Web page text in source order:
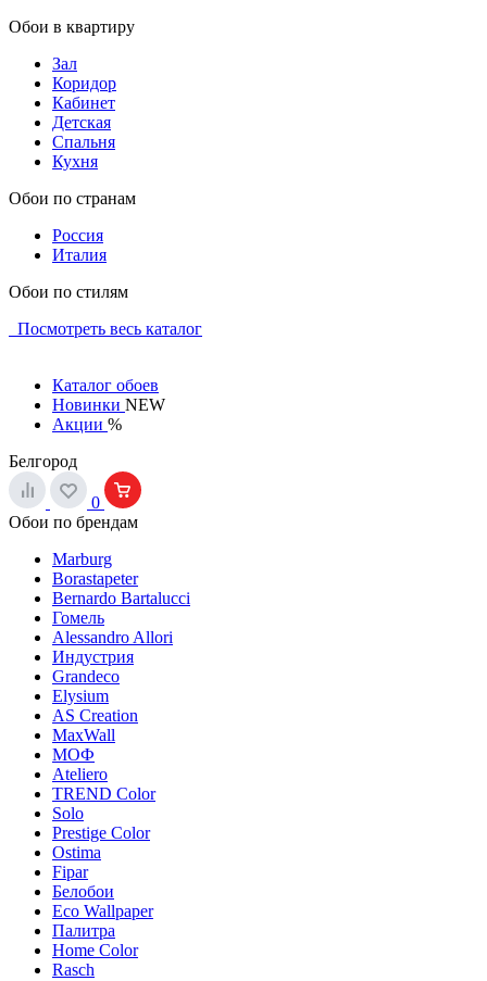
Обои в квартиру
Зал
Коридор
Кабинет
Детская
Спальня
Кухня
Обои по странам
Россия
Италия
Обои по стилям
Посмотреть весь каталог
Каталог обоев
Новинки NEW
Акции %
Белгород
0
Обои по брендам
Marburg
Borastapeter
Bernardo Bartalucci
Гомель
Alessandro Allori
Индустрия
Grandeco
Elysium
AS Creation
MaxWall
МОФ
Ateliero
TREND Color
Solo
Prestige Color
Ostima
Fipar
Белобои
Eco Wallpaper
Палитра
Home Color
Rasch